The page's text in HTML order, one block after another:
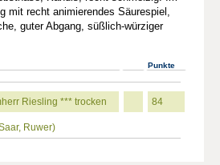
mit recht animierendes Säurespiel,
guter Abgang, süßlich-würziger
Punkte
Riesling *** trocken 84
Ruwer)